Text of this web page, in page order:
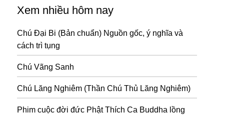
Xem nhiều hôm nay
Chú Đại Bi (Bản chuẩn) Nguồn gốc, ý nghĩa và
cách trì tụng
Chú Vãng Sanh
Chú Lăng Nghiêm (Thần Chú Thủ Lăng Nghiêm)
Phim cuộc đời đức Phật Thích Ca Buddha lồng